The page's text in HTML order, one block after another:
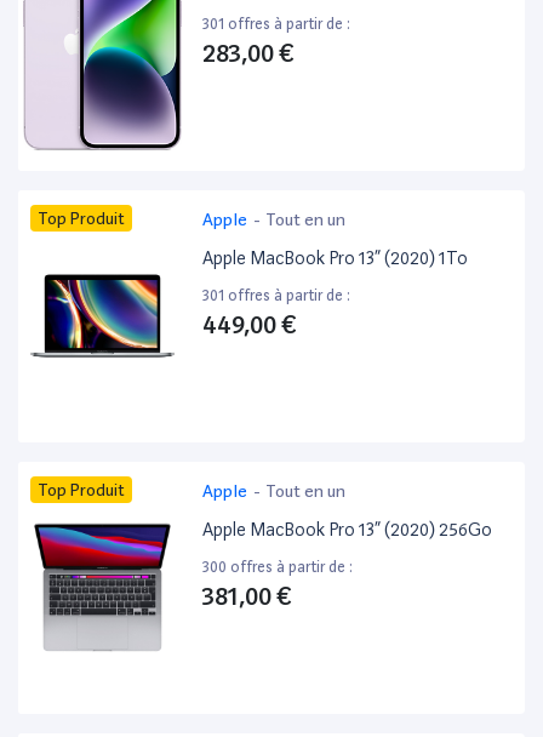
301 offres à partir de :
283,00 €
Top Produit Apple - Tout en un
Apple MacBook Pro 13” (2020) 1To
301 offres à partir de :
449,00 €
Top Produit Apple - Tout en un
Apple MacBook Pro 13” (2020) 256Go
300 offres à partir de :
381,00 €